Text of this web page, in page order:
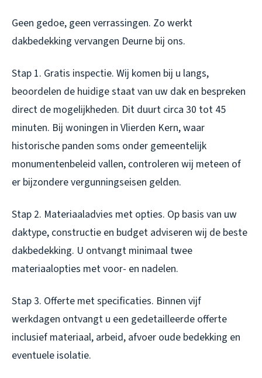
Geen gedoe, geen verrassingen. Zo werkt
dakbedekking vervangen Deurne bij ons.
Stap 1. Gratis inspectie. Wij komen bij u langs,
beoordelen de huidige staat van uw dak en bespreken
direct de mogelijkheden. Dit duurt circa 30 tot 45
minuten. Bij woningen in Vlierden Kern, waar
historische panden soms onder gemeentelijk
monumentenbeleid vallen, controleren wij meteen of
er bijzondere vergunningseisen gelden.
Stap 2. Materiaaladvies met opties. Op basis van uw
daktype, constructie en budget adviseren wij de beste
dakbedekking. U ontvangt minimaal twee
materiaalopties met voor- en nadelen.
Stap 3. Offerte met specificaties. Binnen vijf
werkdagen ontvangt u een gedetailleerde offerte
inclusief materiaal, arbeid, afvoer oude bedekking en
eventuele isolatie.